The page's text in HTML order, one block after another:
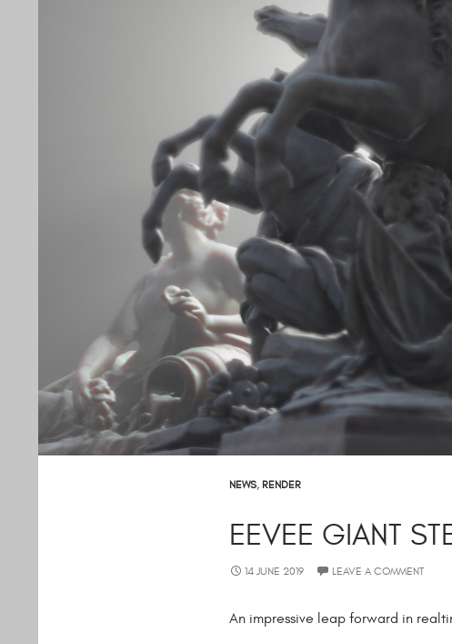
NEWS, RENDER
EEVEE GIANT
14 JUNE 2019 LEAVE A COMMENT
An impressive leap forward in